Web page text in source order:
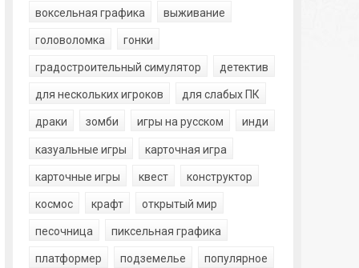
воксельная графика выживание
головоломка гонки
градостроительный симулятор детектив
для нескольких игроков для слабых ПК
драки зомби игры на русском инди
казуальные игры карточная игра
карточные игры квест конструктор
космос крафт открытый мир
песочница пиксельная графика
платформер подземелье популярное